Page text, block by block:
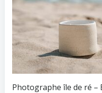
Photographe île de ré –